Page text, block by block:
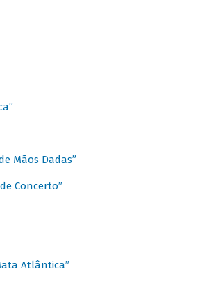
Mãos Dadas”
Concerto”
Atlântica”